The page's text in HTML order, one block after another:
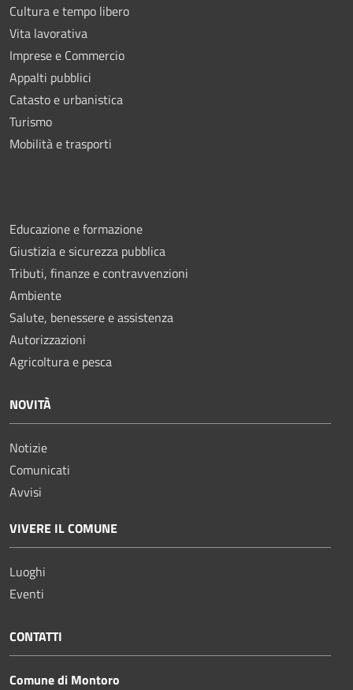
Cultura e tempo libero
Vita lavorativa
Imprese e Commercio
Appalti pubblici
Catasto e urbanistica
Turismo
Mobilità e trasporti
Educazione e formazione
Giustizia e sicurezza pubblica
Tributi, finanze e contravvenzioni
Ambiente
Salute, benessere e assistenza
Autorizzazioni
Agricoltura e pesca
NOVITÀ
Notizie
Comunicati
Avvisi
VIVERE IL COMUNE
Luoghi
Eventi
CONTATTI
Comune di Montoro